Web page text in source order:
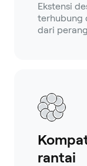
Ekstensi
terhubung
dari
rantai